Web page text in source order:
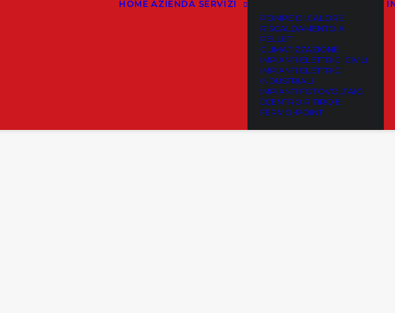
HOME AZIENDA SERVIZI
POMPE DI CALORE
RISCALDAMENTO A
PELLET
CLIMATIZZAZIONE
IMPIANTI ELETTRICI CIVILI
IMPIANTI ELETTRICI
INDUSTRIALI
IMPIANTI FOTOVOLTAICI
CENTRO RITIRO E
FERMO-POINT